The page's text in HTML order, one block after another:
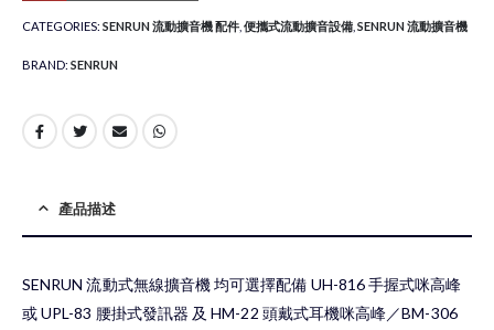
CATEGORIES: SENRUN 流動擴音機 配件 便攜式流動擴音設備 SENRUN 流動擴音機
BRAND: SENRUN
產品描述
SENRUN 流動式無線擴音機 均可選擇配備 UH-816 手握式咪高峰
或 UPL-83 腰掛式發訊器 及 HM-22 頭戴式耳機咪高峰／BM-306